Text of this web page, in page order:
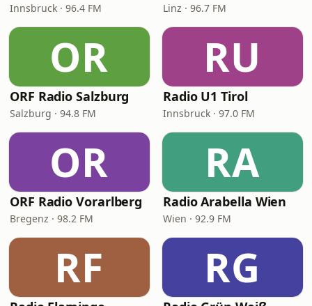
Innsbruck · 96.4 FM Linz · 96.7 FM
OR
ORF Radio Salzburg
Salzburg · 94.8 FM
RU
Radio U1 Tirol
Innsbruck · 97.0 FM
OR
ORF Radio Vorarlberg
Bregenz · 98.2 FM
RA
Radio Arabella Wien
Wien · 92.9 FM
RF RG